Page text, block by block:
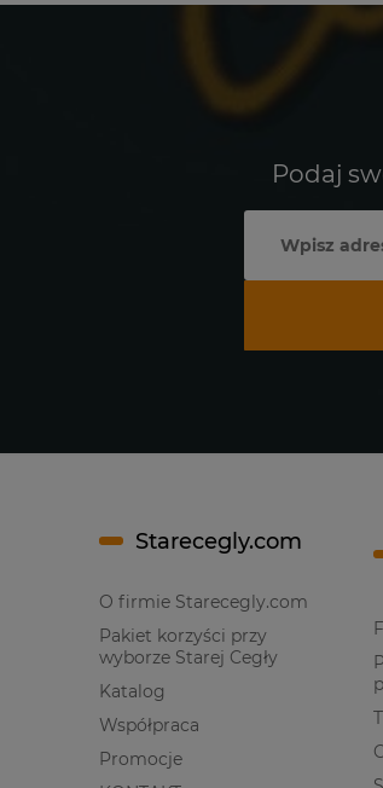
Podaj
Starecegly.com
O firmie Starecegly.com
Pakiet korzyści przy
wyborze Starej Cegły
Katalog
Współpraca
Promocje